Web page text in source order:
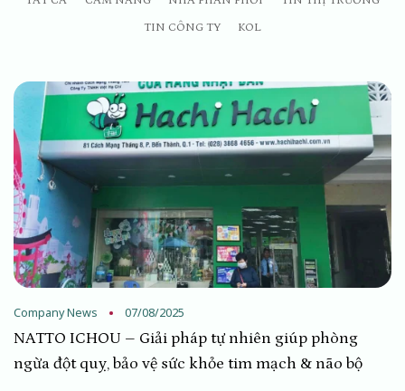
TIN CÔNG TY
KOL
Company News 07/08/2025
NATTO ICHOU – Giải pháp tự nhiên giúp phòng
ngừa đột quỵ, bảo vệ sức khỏe tim mạch & não bộ